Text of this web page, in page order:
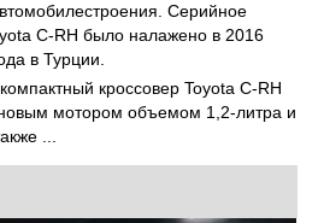
Серийное
C-RH было налажено в 2016
в Турции.
кроссовер Toyota C-RH
мотором объемом 1,2-литра и
...